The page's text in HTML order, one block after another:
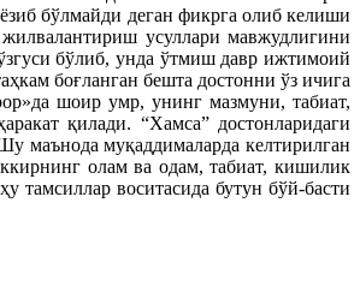
бўлмайди деган фикрга олиб келиши
усуллари мавжудлигини
бўлиб, унда ўтмиш давр ижтимоий
боғланган бешта достонни ўз ичига
шоир умр, унинг мазмуни, табиат,
қилади. “Хамса” достонларидаги
маънода муқаддималарда келтирилган
олам ва одам, табиат, кишилик
тамсиллар воситасида бутун бўй-басти